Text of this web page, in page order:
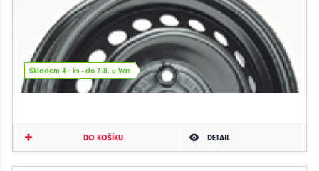
Skladem 4+ ks - do 7.8. u Vás
DO KOŠÍKU DETAIL